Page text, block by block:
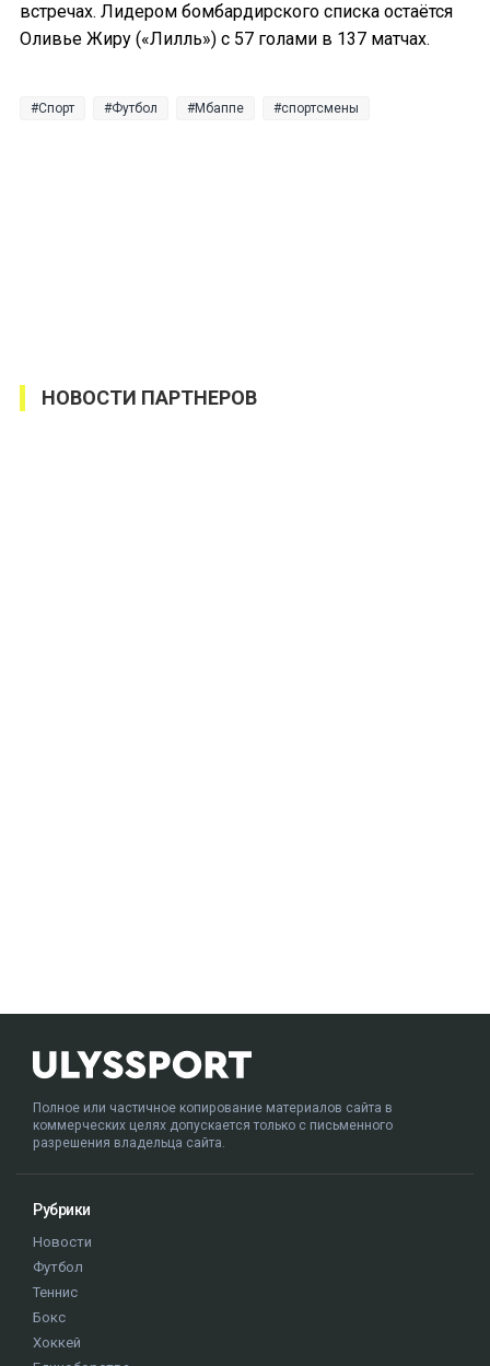
встречах. Лидером бомбардирского списка остаётся
Оливье Жиру («Лилль») с 57 голами в 137 матчах.
Спорт Футбол Мбаппе спортсмены
НОВОСТИ ПАРТНЕРОВ
Полное или частичное копирование материалов сайта в
коммерческих целях допускается только с письменного
разрешения владельца сайта.
Рубрики
Новости
Футбол
Теннис
Бокс
Хоккей